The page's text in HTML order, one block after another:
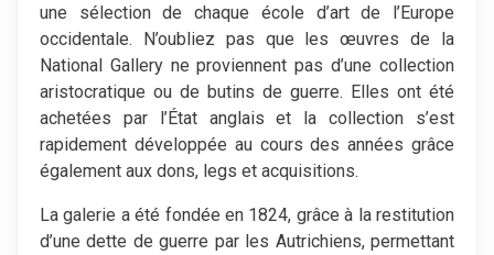
une sélection de chaque école d’art de l’Europe
occidentale. N’oubliez pas que les œuvres de la
National Gallery ne proviennent pas d’une collection
aristocratique ou de butins de guerre. Elles ont été
achetées par l’État anglais et la collection s’est
rapidement développée au cours des années grâce
également aux dons, legs et acquisitions.
La galerie a été fondée en 1824, grâce à la restitution
d’une dette de guerre par les Autrichiens, permettant